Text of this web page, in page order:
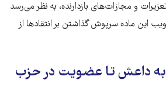
و مجازات‌های بازدارنده، به نظر می‌رسد
این ماده سرپوش گذاشتن بر انتقادها از
به داعش تا عضویت در حزب